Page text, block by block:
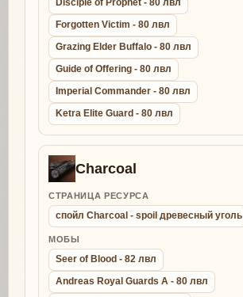
Disciple of Prophet - 80 лвл
Forgotten Victim - 80 лвл
Grazing Elder Buffalo - 80 лвл
Guide of Offering - 80 лвл
Imperial Commander - 80 лвл
Ketra Elite Guard - 80 лвл
Charcoal
СТРАНИЦА РЕСУРСА
спойл Charcoal - spoil древесный уголь
МОБЫ
Seer of Blood - 82 лвл
Andreas Royal Guards A - 80 лвл